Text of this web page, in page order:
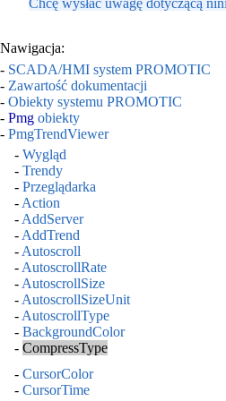
Chcę wysłać uwagę dotyczącą
Nawigacja:
- SCADA/HMI system PROMOTIC
- Zawartość dokumentacji
- Obiekty systemu PROMOTIC
- Pmg obiekty
- PmgTrendViewer
- Wygląd
- Trendy
- Przeglądarka
- Action
- AddServer
- AddTrend
- Autoscroll
- AutoscrollRate
- AutoscrollSize
- AutoscrollSizeUnit
- AutoscrollType
- BackgroundColor
- CompressType
- CursorColor
- CursorTime